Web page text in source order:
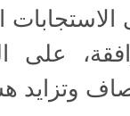
على
وتزايد